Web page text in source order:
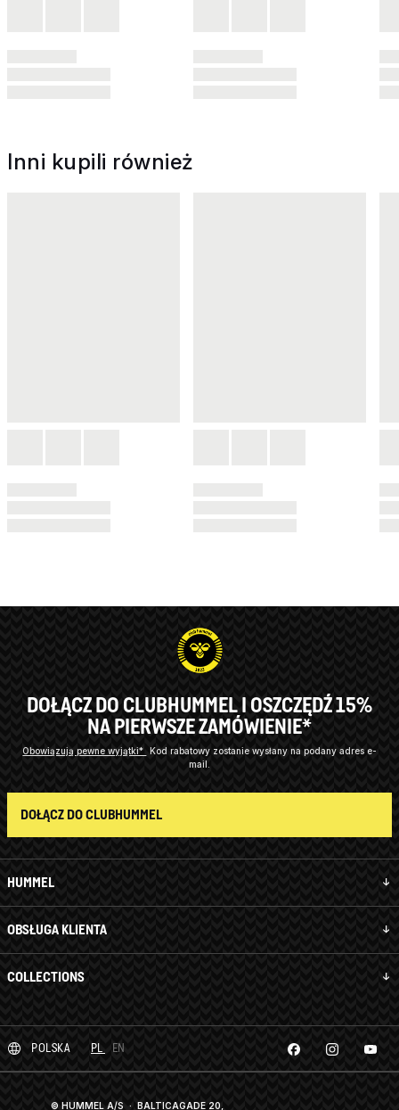
Inni kupili również
HUMMEL
OBSŁUGA KLIENTA
COLLECTIONS
DOŁĄCZ DO CLUBHUMMEL I OSZCZĘDŹ 15%
NA PIERWSZE ZAMÓWIENIE*
Obowiązują pewne wyjątki*
Kod rabatowy zostanie wysłany na podany adres e-
mail.
DOŁĄCZ DO CLUBHUMMEL
POLSKA PL EN
© HUMMEL A/S · BALTICAGADE 20,